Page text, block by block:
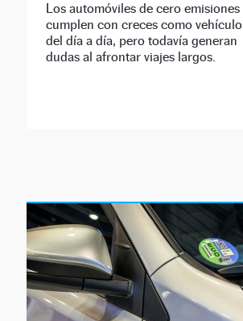
Los automóviles de cero emisiones
cumplen con creces como vehículo
del día a día, pero todavía generan
dudas al afrontar viajes largos.